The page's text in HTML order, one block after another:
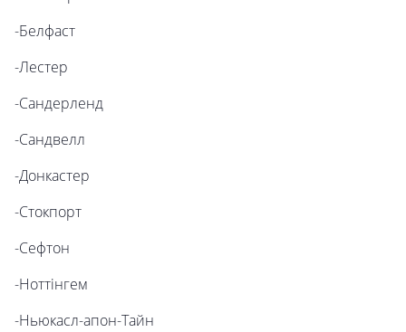
-Белфаст
-Лестер
-Сандерленд
-Сандвелл
-Донкастер
-Стокпорт
-Сефтон
-Ноттінгем
-Ньюкасл-апон-Тайн